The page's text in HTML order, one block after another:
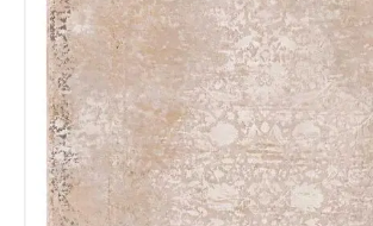
Nombre y Referencia del producto
Acuerdo RGPD*
Doy mi consentimiento para que
esta web almacene la
información que envío para que
puedan responder a mi petición.